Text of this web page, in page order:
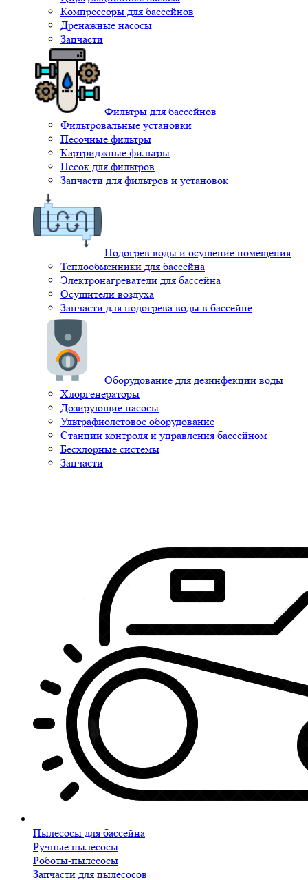
Компрессоры для бассейнов
Дренажные насосы
Запчасти
Фильтры для бассейнов
Фильтровальные установки
Песочные фильтры
Картриджные фильтры
Песок для фильтров
Запчасти для фильтров и установок
Подогрев воды и осушение помещения
Теплообменники для бассейна
Электронагреватели для бассейна
Осушители воздуха
Запчасти для подогрева воды в бассейне
Оборудование для дезинфекции воды
Хлоргенераторы
Дозирующие насосы
Ультрафиолетовое оборудование
Станции контроля и управления бассейном
Бесхлорные системы
Запчасти
Пылесосы для бассейна
Ручные пылесосы
Роботы-пылесосы
Запчасти для пылесосов